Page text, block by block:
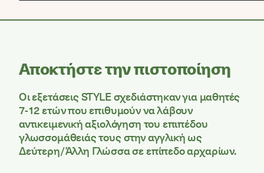
Αποκτήστε την πιστοποίηση
Οι εξετάσεις STYLE σχεδιάστηκαν για μαθητές
7-12 ετών που επιθυμούν να λάβουν
αντικειμενική αξιολόγηση του επιπέδου
γλωσσομάθειάς τους στην αγγλική ως
Δεύτερη/Άλλη Γλώσσα σε επίπεδο αρχαρίων.